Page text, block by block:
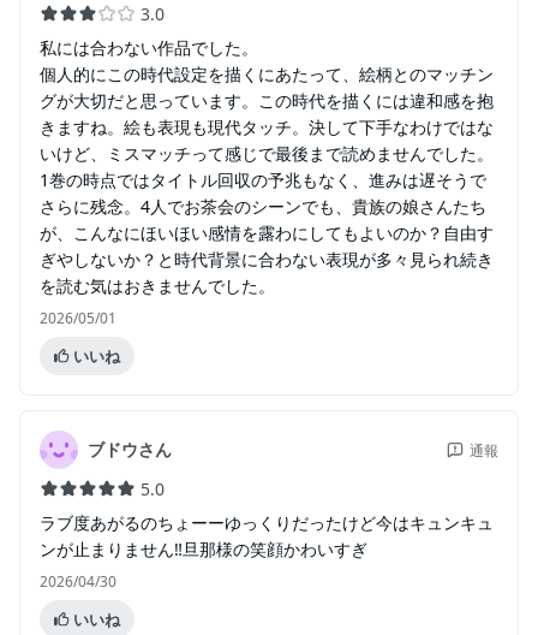
3.0
私には合わない作品でした。
個人的にこの時代設定を描くにあたって、絵柄とのマッチン
グが大切だと思っています。この時代を描くには違和感を抱
きますね。絵も表現も現代タッチ。決して下手なわけではな
いけど、ミスマッチって感じで最後まで読めませんでした。
1巻の時点ではタイトル回収の予兆もなく、進みは遅そうで
さらに残念。4人でお茶会のシーンでも、貴族の娘さんたち
が、こんなにほいほい感情を露わにしてもよいのか？自由す
ぎやしないか？と時代背景に合わない表現が多々見られ続き
を読む気はおきませんでした。
2026/05/01
いいね
ブドウさん 通報
5.0
ラブ度あがるのちょーーゆっくりだったけど今はキュンキュ
ンが止まりません‼︎旦那様の笑顔かわいすぎ
2026/04/30
いいね